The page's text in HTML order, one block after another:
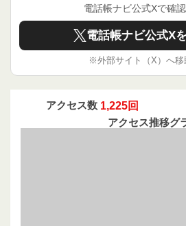
電話帳ナビ公式Xで確
電話帳ナビ公式X
※外部サイト（X）へ移
アクセス数 1,225回
アクセス推移グ